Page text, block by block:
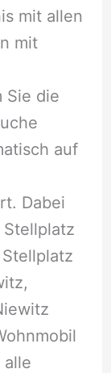
mit allen
mit
Sie die
auf
Dabei